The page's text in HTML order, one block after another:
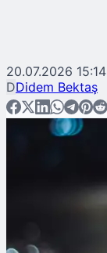
20.07.2026 15:14
DDidem Bektaş